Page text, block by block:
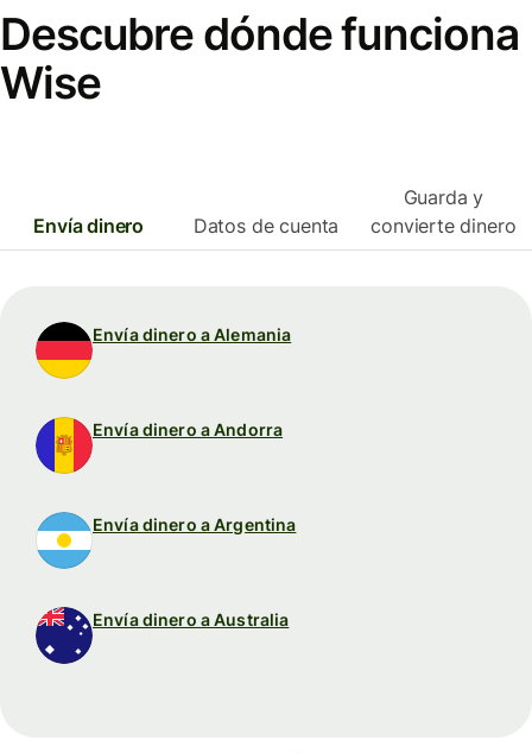
Descubre dónde funciona
Wise
Envía dinero Datos de cuenta
Guarda y
convierte dinero
Envía dinero a Alemania
Envía dinero a Andorra
Envía dinero a Argentina
Envía dinero a Australia